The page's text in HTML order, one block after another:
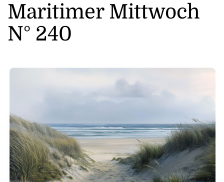
Maritimer Mittwoch
N° 240